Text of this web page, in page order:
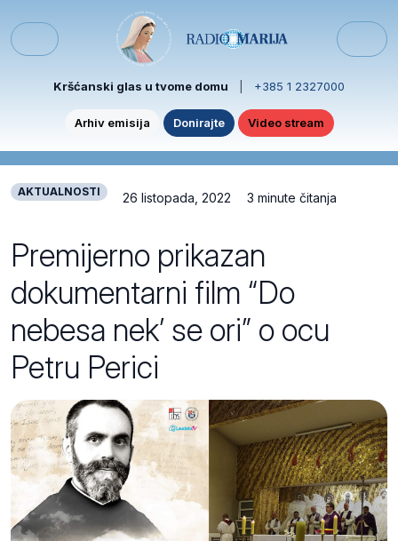
Menu
Kršćanski glas u tvome domu +385 1 2327000
Arhiv emisija Donirajte Video stream
AKTUALNOSTI 26 listopada, 2022 3 minute čitanja
Premijerno prikazan
dokumentarni film “Do
nebesa nek’ se ori” o ocu
Petru Perici